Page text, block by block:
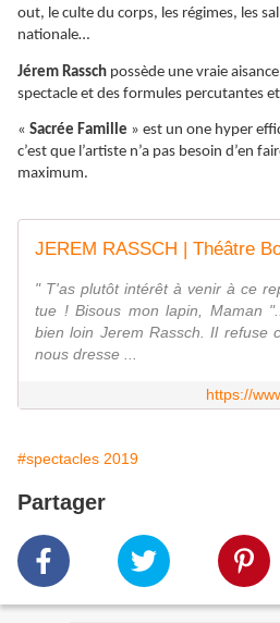
out, le culte du corps, les régimes, les
nationale…
Jérem Rassch possède une vraie
spectacle et des formules percutantes
« Sacrée Famille » est un one hyper
c’est que l’artiste n’a pas besoin d’en
maximum.
" T'as plutôt intérêt à venir à ce
tue ! Bisous mon lapin, Maman
bien loin Jerem Rassch. Il refuse
nous dresse ...
https://
#spectacles 2019
Partager